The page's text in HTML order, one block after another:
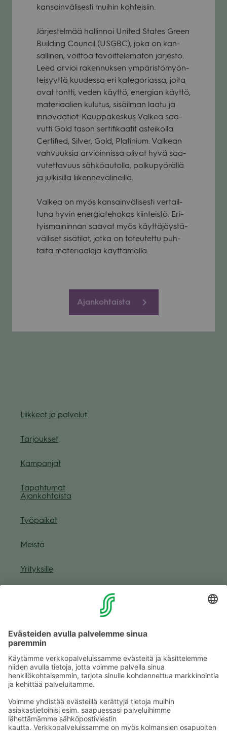
kan­sain­vä­li­sesti mui­hin koh­tei­siin.
Jär­jes­tel­mää hal­lin­noi Uni­ted Sta­tes Green
Buil­ding Council (USGBC), joka on kan­
sal­li­nen, voit­toa tavoit­te­le­ma­ton jär­jestö.
Leed arvioi raken­nuk­sen ympä­ris­tö­myön­
tei­syyttä kuu­dessa eri kate­go­riassa, joita
ovat tontti, veden käyttö, ener­gian käyttö,
mate­ri­aa­lien kulu­tus, sisäil­man laatu ja
inno­vaa­tiot. Kaup­pa­kes­kus Val­kea saa­
vutti Gold tason ser­ti­fi­kaa­tit astei­kolla
Cer­ti­fied, Sil­ver, Gold, Pla­ti­nium. Val­kean
vah­vuuk­sia arvioin­nissa oli­vat hyvä saa­
vu­tet­ta­vuus säh­kö­au­tolla, pol­ku­pyö­rällä
ja jul­ki­silla lii­ken­ne­vä­li­neillä.
Val­kea on myös kan­sain­vä­li­sesti ver­tail­
tuna hyvin ener­gia­te­ho­kas kiin­teistö. Eri­
tyis­mai­nin­nan saa­vat myös käyt­tä­jäys­tä­
väl­li­set sisä­ti­lat, jotka on toteu­tettu puh­
taita mate­ri­aa­leja käyt­tä­mällä.
Ajankohtaista
Liik­keet ja pal­ve­lut
Tar­jouk­set
Kam­pan­jat
Tapah­tu­mat
Ajan­koh­taista
Työ­pai­kat
Meistä
Yri­tyk­sille
Muuta eväs­tea­se­tuk­sia & eväs­tein­for­maa­tio
Tie­to­suo­ja­se­loste (Arina)
Kaup­pa­kes­kus
Ma-pe 9–20